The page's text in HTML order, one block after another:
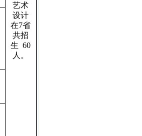
艺术
设计
在7省
共招
生 60
人。